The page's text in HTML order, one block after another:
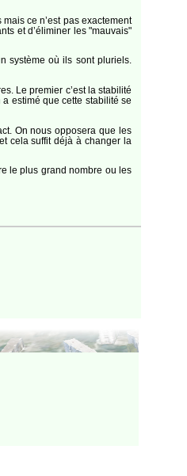
ce n’est pas exactement
et d’éliminer les "mauvais"
système où ils sont pluriels.
Le premier c’est la stabilité
estimé que cette stabilité se
On nous opposera que les
cela suffit déjà à changer la
le plus grand nombre ou les